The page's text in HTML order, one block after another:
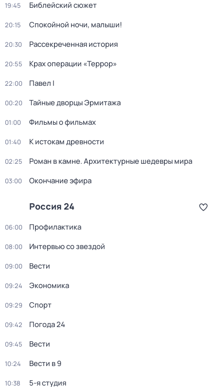
19:45 Библейский сюжет
20:15 Спокойной ночи, малыши!
20:30 Рассекреченная история
20:55 Крах операции «Террор»
22:00 Павел I
00:20 Тайные дворцы Эрмитажа
01:00 Фильмы о фильмах
01:40 К истокам древности
02:25 Роман в камне. Архитектурные шедевры мира
03:00 Окончание эфира
Россия 24
06:00 Профилактика
08:00 Интервью со звездой
09:00 Вести
09:24 Экономика
09:29 Спорт
09:42 Погода 24
09:45 Вести
10:24 Вести в 9
10:38 5-я студия